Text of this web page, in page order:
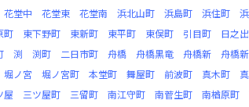
花堂中 花堂東 花堂南 浜北山町 浜島町 浜住町
町 東下野町 東新町 東平町 東俣町 引目町 日之出
渕 渕町 二日市町 舟橋 舟橋黒竜 舟橋新 舟橋
堀ノ宮 堀ノ宮町 本堂町 舞屋町 前波町 真木町
屋 三ツ屋町 三留町 南江守町 南菅生町 南楢原町